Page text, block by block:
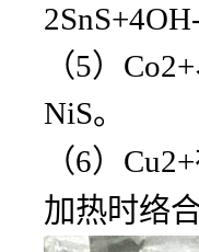
（5）
NiS。
（6）
加热时络